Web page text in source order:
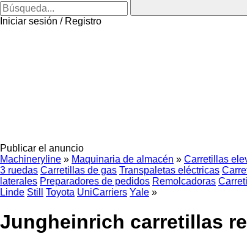
Iniciar sesión / Registro
Publicar el anuncio
Machineryline » Maquinaria de almacén » Carretillas
3 ruedas Carretillas de gas Transpaletas eléctricas
laterales Preparadores de pedidos Remolcadoras
Linde Still Toyota UniCarriers Yale »
Jungheinrich carretillas